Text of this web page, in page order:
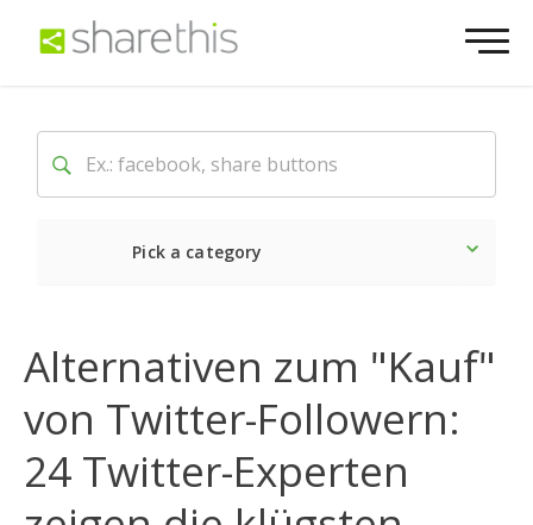
Pick a category
Sozial
Marketing
Website
Alternativen zum "Kauf"
von Twitter-Followern:
24 Twitter-Experten